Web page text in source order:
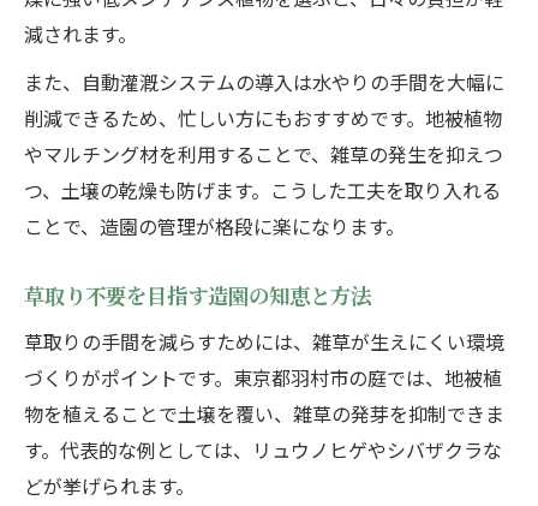
減されます。
また、自動灌漑システムの導入は水やりの手間を大幅に
削減できるため、忙しい方にもおすすめです。地被植物
やマルチング材を利用することで、雑草の発生を抑えつ
つ、土壌の乾燥も防げます。こうした工夫を取り入れる
ことで、造園の管理が格段に楽になります。
草取り不要を目指す造園の知恵と方法
草取りの手間を減らすためには、雑草が生えにくい環境
づくりがポイントです。東京都羽村市の庭では、地被植
物を植えることで土壌を覆い、雑草の発芽を抑制できま
す。代表的な例としては、リュウノヒゲやシバザクラな
どが挙げられます。